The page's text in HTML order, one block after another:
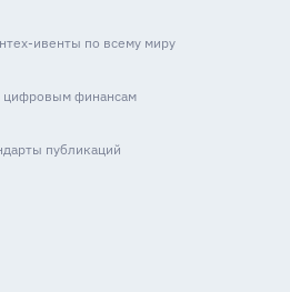
ивенты по всему миру
цифровым финансам
публикаций